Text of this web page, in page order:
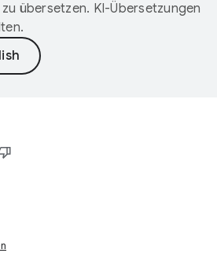
übersetzen. KI-Übersetzungen